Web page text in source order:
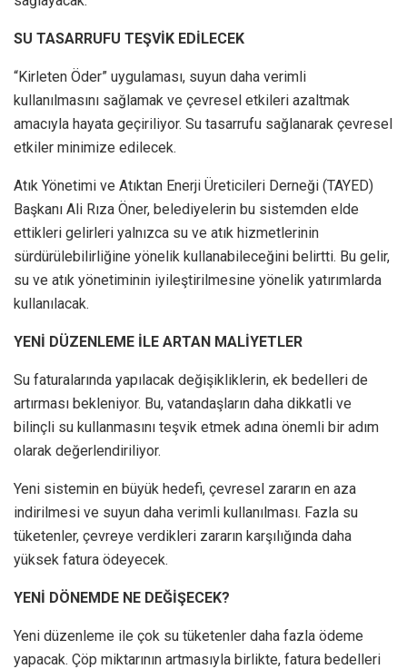
SU TASARRUFU TEŞVİK EDİLECEK
“Kirleten Öder” uygulaması, suyun daha verimli
kullanılmasını sağlamak ve çevresel etkileri azaltmak
amacıyla hayata geçiriliyor. Su tasarrufu sağlanarak çevresel
etkiler minimize edilecek.
Atık Yönetimi ve Atıktan Enerji Üreticileri Derneği (TAYED)
Başkanı Ali Rıza Öner, belediyelerin bu sistemden elde
ettikleri gelirleri yalnızca su ve atık hizmetlerinin
sürdürülebilirliğine yönelik kullanabileceğini belirtti. Bu gelir,
su ve atık yönetiminin iyileştirilmesine yönelik yatırımlarda
kullanılacak.
YENİ DÜZENLEME İLE ARTAN MALİYETLER
Su faturalarında yapılacak değişikliklerin, ek bedelleri de
artırması bekleniyor. Bu, vatandaşların daha dikkatli ve
bilinçli su kullanmasını teşvik etmek adına önemli bir adım
olarak değerlendiriliyor.
Yeni sistemin en büyük hedefi, çevresel zararın en aza
indirilmesi ve suyun daha verimli kullanılması. Fazla su
tüketenler, çevreye verdikleri zararın karşılığında daha
yüksek fatura ödeyecek.
YENİ DÖNEMDE NE DEĞİŞECEK?
Yeni düzenleme ile çok su tüketenler daha fazla ödeme
yapacak. Çöp miktarının artmasıyla birlikte, fatura bedelleri